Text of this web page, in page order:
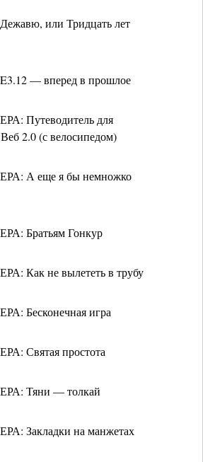
или Тридцать лет
— вперед в прошлое
Путеводитель для
2.0 (с велосипедом)
А еще я бы немножко
Братьям Гонкур
Как не вылететь в трубу
Бесконечная игра
Святая простота
Тяни — толкай
Закладки на манжетах